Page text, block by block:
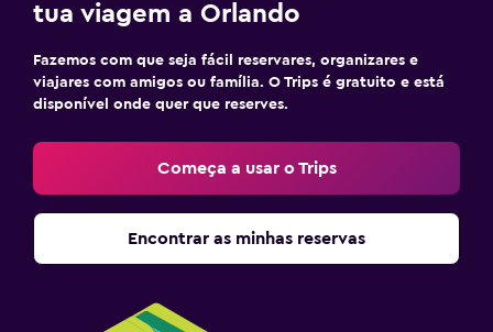
tua viagem a Orlando
Fazemos com que seja fácil reservares, organizares e
viajares com amigos ou família. O Trips é gratuito e está
disponível onde quer que reserves.
Começa a usar o Trips
Encontrar as minhas reservas